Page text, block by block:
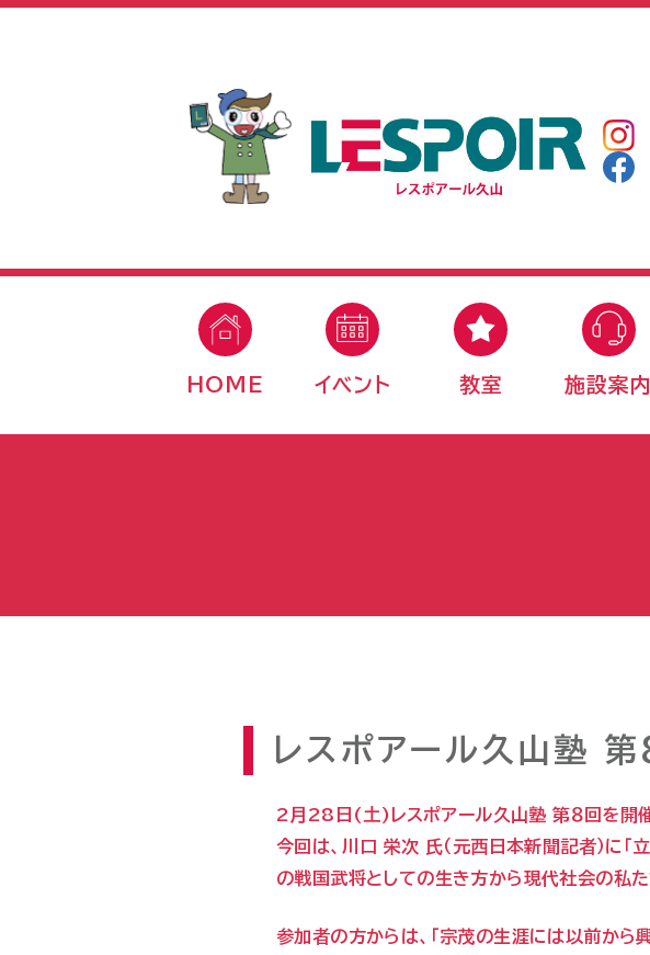
HOME イベント 教室 施設案内
レスポアール久山塾
2月28日(土)レスポアール久山塾 第８回を開催
今回は、川口 栄次 氏（元西日本新聞記者）に
の戦国武将としての生き方から現代社会の私
参加者の方からは、「宗茂の生涯には以前から